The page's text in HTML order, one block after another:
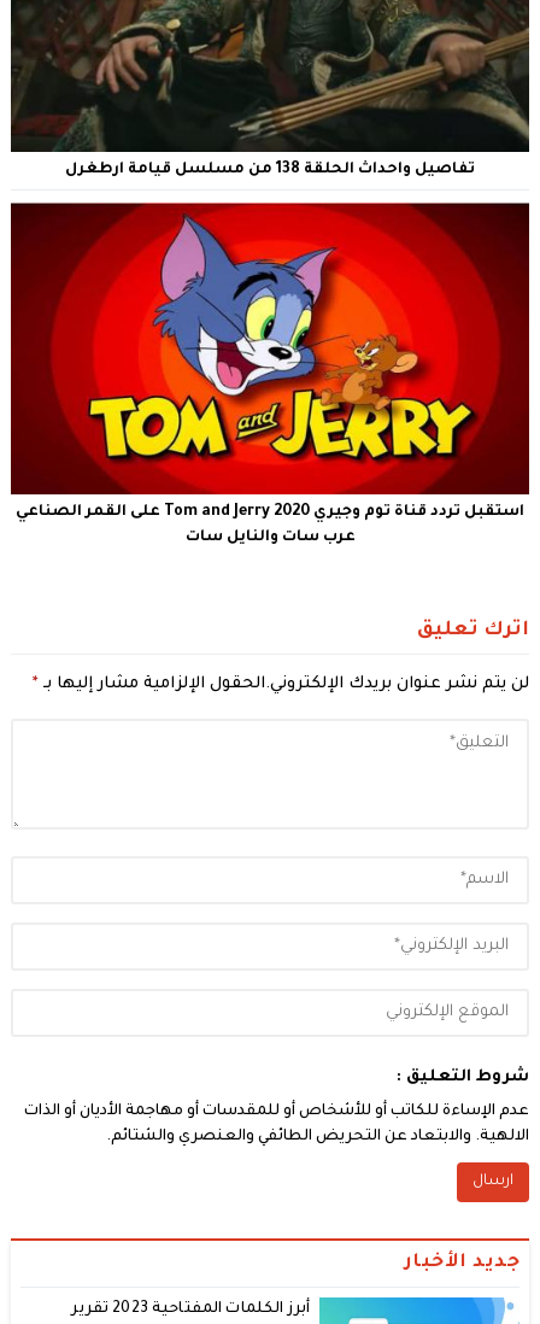
تفاصيل واحداث الحلقة 138 من مسلسل قيامة ارطغرل
استقبل تردد قناة توم وجيري Tom and Jerry 2020 على القمر الصناعي
عرب سات والنايل سات
اترك تعليق
لن يتم نشر عنوان بريدك الإلكتروني.الحقول الإلزامية مشار إليها بـ *
شروط التعليق :
عدم الإساءة للكاتب أو للأشخاص أو للمقدسات أو مهاجمة الأديان أو الذات
الالهية. والابتعاد عن التحريض الطائفي والعنصري والشتائم.
جديد الأخبار
أبرز الكلمات المفتاحية 2023 تقرير